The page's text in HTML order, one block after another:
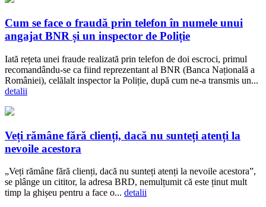
Cum se face o fraudă prin telefon în numele unui
angajat BNR și un inspector de Poliție
Iată rețeta unei fraude realizată prin telefon de doi escroci, primul
recomandându-se ca fiind reprezentant al BNR (Banca Națională a
României), celălalt inspector la Poliție, după cum ne-a transmis un...
detalii
Veți rămâne fără clienți, dacă nu sunteți atenți la
nevoile acestora
„Veți rămâne fără clienți, dacă nu sunteți atenți la nevoile acestora”,
se plânge un cititor, la adresa BRD, nemulțumit că este ținut mult
timp la ghișeu pentru a face o... detalii